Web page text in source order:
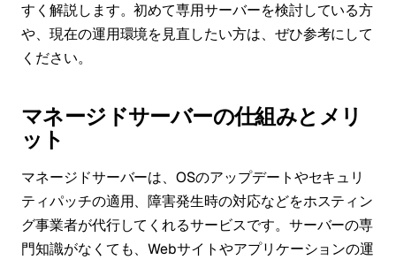
すく解説します。初めて専用サーバーを検討している方
や、現在の運用環境を見直したい方は、ぜひ参考にして
ください。
マネージドサーバーの仕組みとメリ
ット
マネージドサーバーは、OSのアップデートやセキュリ
ティパッチの適用、障害発生時の対応などをホスティン
グ事業者が代行してくれるサービスです。サーバーの専
門知識がなくても、Webサイトやアプリケーションの運